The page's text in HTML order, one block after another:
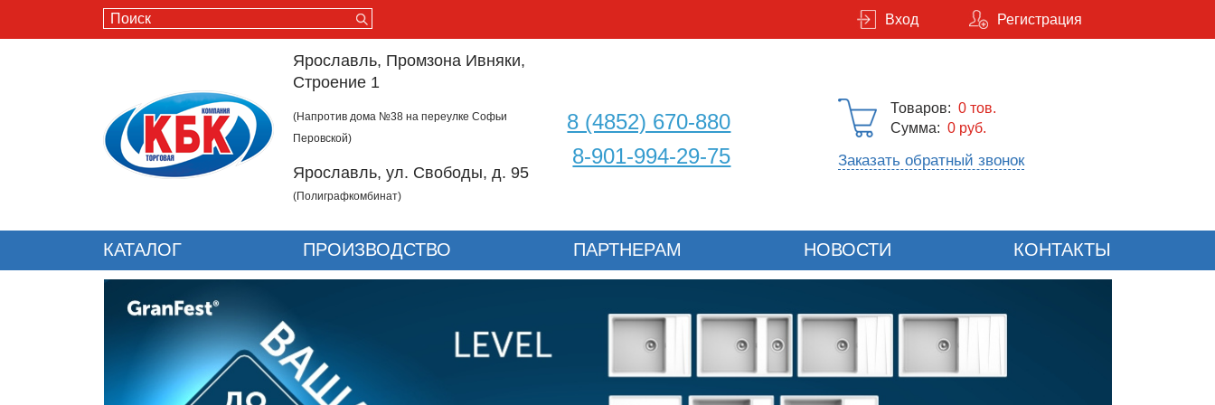
Регистрация
Вход
Ярославль, Промзона Ивняки,
Строение 1
(Напротив дома №38 на переулке Софьи
Перовской)
Ярославль, ул. Свободы, д. 95
(Полиграфкомбинат)
8 (4852) 670-880
8-901-994-29-75
Товаров:0 тов.
Сумма:0 руб.
Заказать обратный звонок
КАТАЛОГ ПРОИЗВОДСТВО ПАРТНЕРАМ НОВОСТИ КОНТАКТЫ